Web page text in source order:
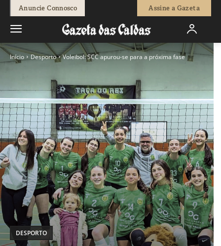
Anuncie Connosco Assine a Gazeta
Início Desporto Voleibol: SCC apurou-se para a próxima fase
DESPORTO